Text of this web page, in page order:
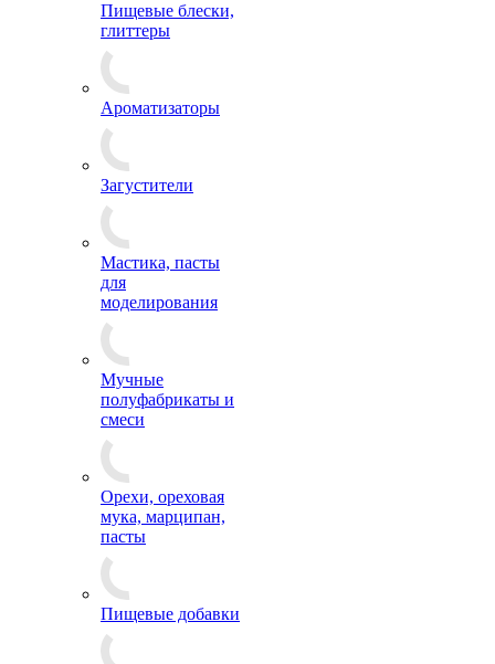
Пищевые блески,
глиттеры
Ароматизаторы
Загустители
Мастика, пасты
для
моделирования
Мучные
полуфабрикаты и
смеси
Орехи, ореховая
мука, марципан,
пасты
Пищевые добавки